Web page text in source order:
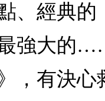
、經典
強大的
，有決